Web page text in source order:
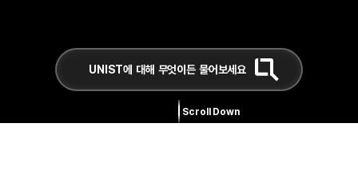
Scroll Down